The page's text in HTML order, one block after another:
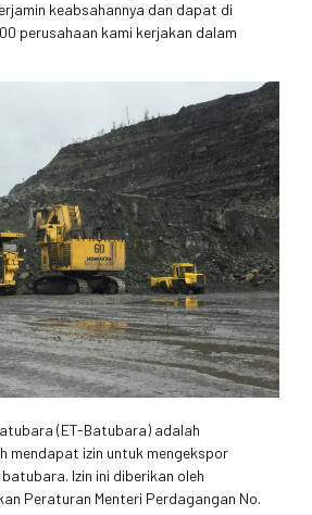
keabsahannya dan dapat di
perusahaan kami kerjakan dalam
(ET-Batubara) adalah
mendapat izin untuk mengekspor
Izin ini diberikan oleh
Peraturan Menteri Perdagangan No.